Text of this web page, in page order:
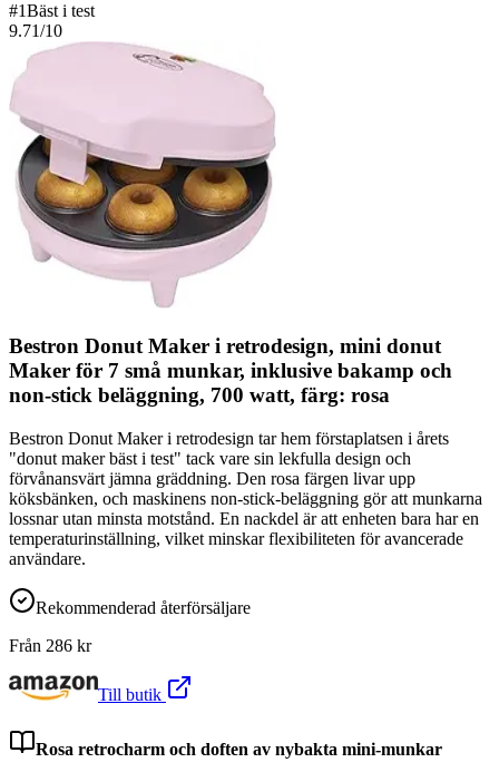
#1Bäst i test
9.71/10
Bestron Donut Maker i retrodesign, mini donut
Maker för 7 små munkar, inklusive bakamp och
non-stick beläggning, 700 watt, färg: rosa
Bestron Donut Maker i retrodesign tar hem förstaplatsen i årets
"donut maker bäst i test" tack vare sin lekfulla design och
förvånansvärt jämna gräddning. Den rosa färgen livar upp
köksbänken, och maskinens non-stick-beläggning gör att munkarna
lossnar utan minsta motstånd. En nackdel är att enheten bara har en
temperaturinställning, vilket minskar flexibiliteten för avancerade
användare.
Rekommenderad återförsäljare
Från 286 kr
Till butik
Rosa retrocharm och doften av nybakta mini-munkar